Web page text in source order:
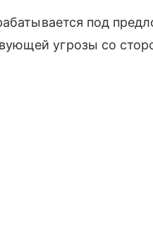
под
угрозы со